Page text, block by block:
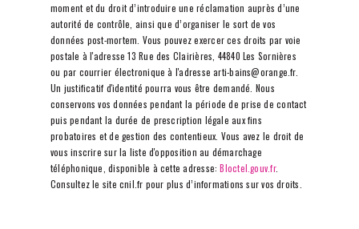
moment et du droit d’introduire une réclamation auprès d’une
autorité de contrôle, ainsi que d’organiser le sort de vos
données post-mortem. Vous pouvez exercer ces droits par voie
postale à l'adresse 13 Rue des Clairières, 44840 Les Sornières
ou par courrier électronique à l'adresse arti-bains@orange.fr.
Un justificatif d'identité pourra vous être demandé. Nous
conservons vos données pendant la période de prise de contact
puis pendant la durée de prescription légale aux fins
probatoires et de gestion des contentieux. Vous avez le droit de
vous inscrire sur la liste d'opposition au démarchage
téléphonique, disponible à cette adresse: Bloctel.gouv.fr.
Consultez le site cnil.fr pour plus d’informations sur vos droits.